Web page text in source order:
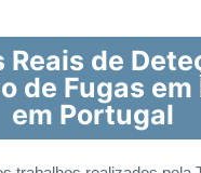
Reais de
de Fugas
em Portugal